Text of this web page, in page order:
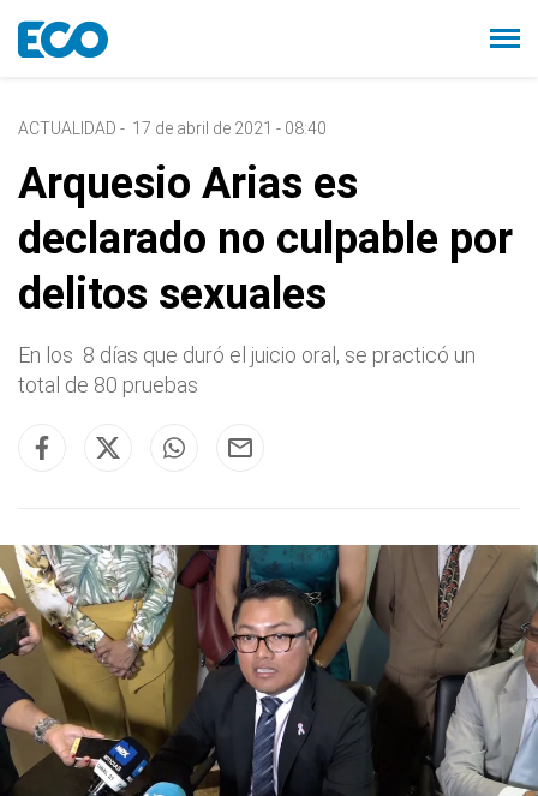
ACTUALIDAD - 17 de abril de 2021 - 08:40
Arquesio Arias es
declarado no culpable por
delitos sexuales
En los 8 días que duró el juicio oral, se practicó un
total de 80 pruebas